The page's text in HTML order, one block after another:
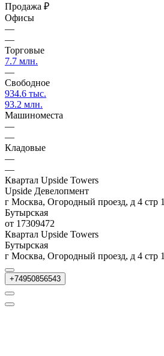
Продажа ₽
Офисы
—
—
Торговые
7.7 млн.
—
Свободное
934.6 тыс.
93.2 млн.
Машиноместа
—
—
Кладовые
—
—
Квартал Upside Towers
Upside Девелопмент
г Москва, Огородный проезд, д 4 стр 1
Бутырская
от 17309472
Квартал Upside Towers
Бутырская
г Москва, Огородный проезд, д 4 стр 1
+74950856543